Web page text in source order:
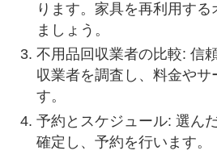
ります。家具を再利用する
ましょう。
不用品回収業者の比較: 信
収業者を調査し、料金やサ
す。
予約とスケジュール: 選ん
確定し、予約を行います。